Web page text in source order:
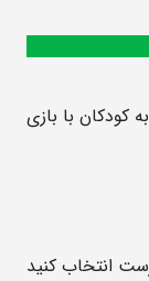
کودکان با بازی
انتخاب کنید